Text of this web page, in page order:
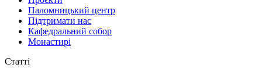
Паломницький центр
Підтримати нас
Кафедральний собор
Монастирі
Статті